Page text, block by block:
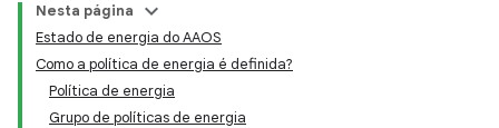
Nesta página
Estado de energia do AAOS
Como a política de energia é definida?
Política de energia
Grupo de políticas de energia